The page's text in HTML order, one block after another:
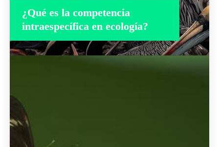
¿Qué es la competencia
intraespecífica en ecología?